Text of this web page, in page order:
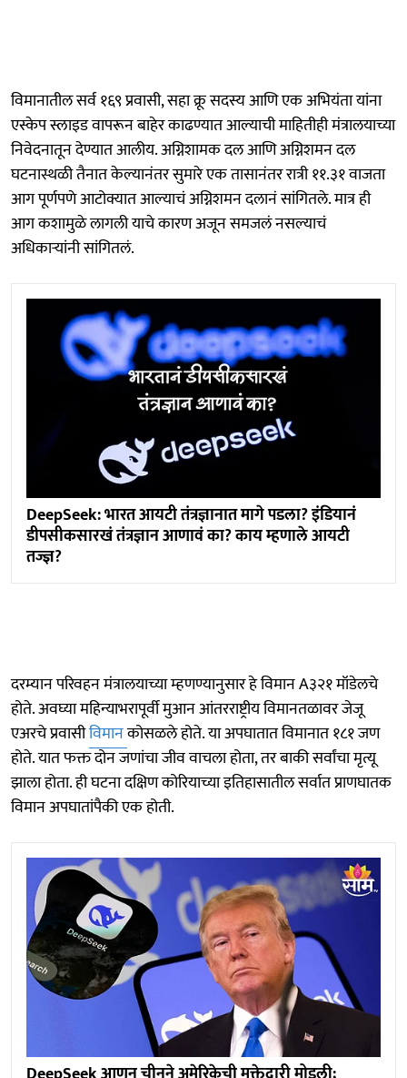
विमानातील सर्व १६९ प्रवासी, सहा क्रू सदस्य आणि एक अभियंता यांना
एस्केप स्लाइड वापरून बाहेर काढण्यात आल्याची माहितीही मंत्रालयाच्या
निवेदनातून देण्यात आलीय. अग्निशामक दल आणि अग्निशमन दल
घटनास्थळी तैनात केल्यानंतर सुमारे एक तासानंतर रात्री ११.३१ वाजता
आग पूर्णपणे आटोक्यात आल्याचं अग्निशमन दलानं सांगितले. मात्र ही
आग कशामुळे लागली याचे कारण अजून समजलं नसल्याचं
अधिकाऱ्यांनी सांगितलं.
DeepSeek: भारत आयटी तंत्रज्ञानात मागे पडला? इंडियानं
डीपसीकसारखं तंत्रज्ञान आणावं का? काय म्हणाले आयटी
तज्ज्ञ?
दरम्यान परिवहन मंत्रालयाच्या म्हणण्यानुसार हे विमान A३२१ मॉडेलचे
होते. अवघ्या महिन्याभरापूर्वी मुआन आंतरराष्ट्रीय विमानतळावर जेजू
एअरचे प्रवासीविमानकोसळले होते. या अपघातात विमानात १८१ जण
होते. यात फक्त दोन जणांचा जीव वाचला होता, तर बाकी सर्वांचा मृत्यू
झाला होता. ही घटना दक्षिण कोरियाच्या इतिहासातील सर्वात प्राणघातक
विमान अपघातांपैकी एक होती.